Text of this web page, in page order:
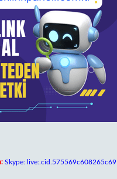
Skype: live:.cid.575569c608265c69